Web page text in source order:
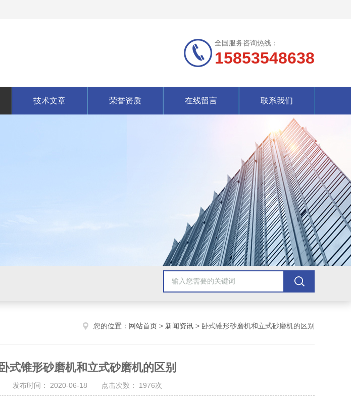
全国服务咨询热线：
15853548638
技术文章 荣誉资质 在线留言 联系我们
您的位置： 网站首页 > 新闻资讯 > 卧式锥形砂磨机和立式砂磨机的区别
卧式锥形砂磨机和立式砂磨机的区别
发布时间： 2020-06-18 点击次数： 1976次